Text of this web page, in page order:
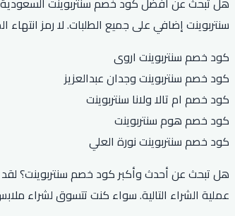
سنتربوينت إضافي على جميع الطلبات. لا رمز انتهاء
كود خصم سنتربوينت اروى
كود خصم سنتربوينت وجدان عبدالعزيز
كود خصم ام تالا ولانا سنتربوينت
كود خصم هوم سنتربوينت
كود خصم سنتربوينت نورة العلي
هل تبحث عن أحدث وأكبر كود خصم سنتربوينت؟ لقد
عملية الشراء التالية. سواء كنت تتسوق لشراء